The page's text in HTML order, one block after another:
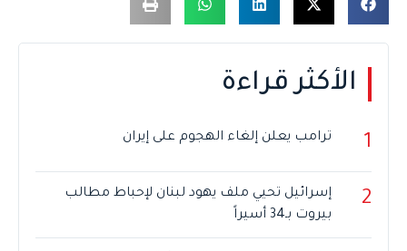
الأكثر قراءة
1 ترامب يعلن إلغاء الهجوم على إيران
2
إسرائيل تحيي ملف يهود لبنان لإحباط مطالب
بيروت بـ34 أسيراً